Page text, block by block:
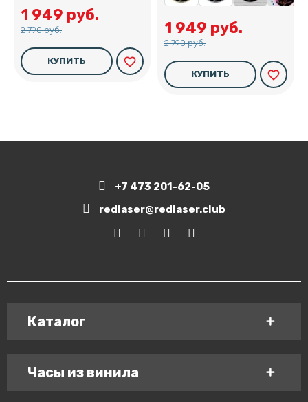
1 949 руб.
2 790 руб.
КУПИТЬ favorite_border
1 949 руб.
2 790 руб.
КУПИТЬ favorite_border
+7 473 201-62-05
redlaser@redlaser.club
Каталог
Часы из винила